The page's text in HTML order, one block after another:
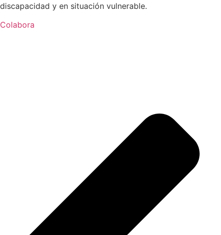
discapacidad y en situación vulnerable.
Colabora